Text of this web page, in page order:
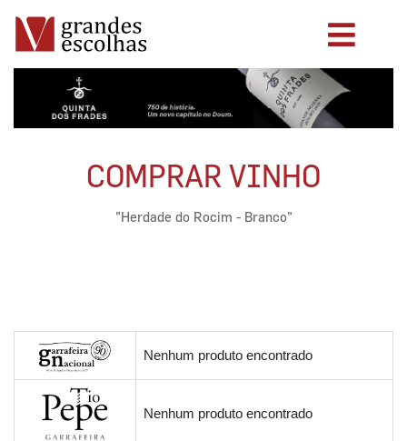
COMPRAR VINHO
"Herdade do Rocim - Branco"
Nenhum produto encontrado
Nenhum produto encontrado